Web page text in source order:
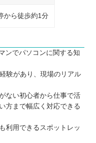
から徒歩約1分
ンでパソコンに関する知
験があり、現場のリアル
ない初心者から仕事で活
方まで幅広く対応できる
利用できるスポットレッ